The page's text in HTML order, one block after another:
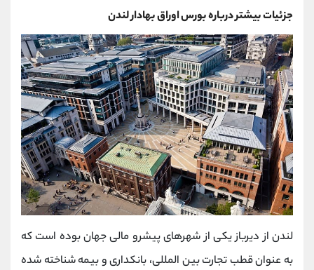
جزئیات بیشتر درباره بورس اوراق بهادار لندن
لندن از دیرباز یکی از شهرهای پیشرو مالی جهان بوده است که
به عنوان قطب تجارت بین المللی، بانکداری و بیمه شناخته شده